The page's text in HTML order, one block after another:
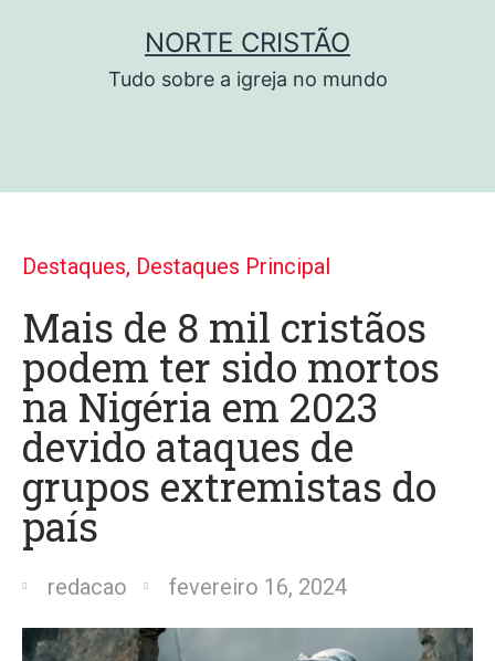
NORTE CRISTÃO
Tudo sobre a igreja no mundo
Destaques, Destaques Principal
Mais de 8 mil cristãos
podem ter sido mortos
na Nigéria em 2023
devido ataques de
grupos extremistas do
país
redacao fevereiro 16, 2024